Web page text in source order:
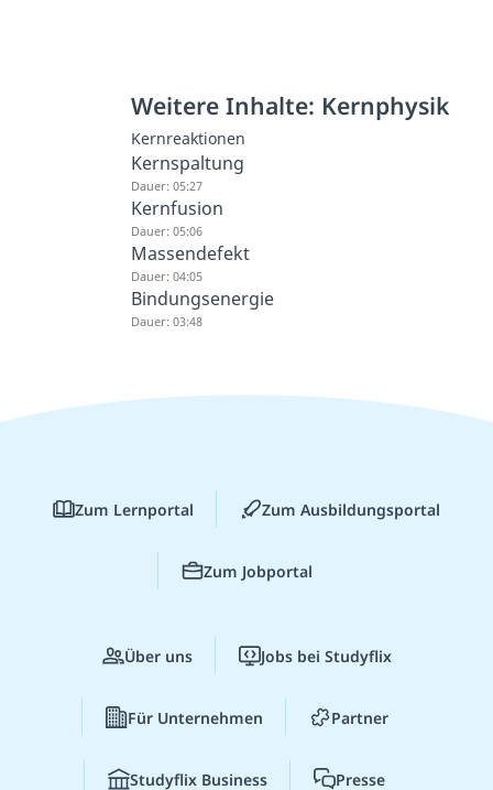
Weitere Inhalte: Kernphysik
Kernreaktionen
Kernspaltung
Dauer: 05:27
Kernfusion
Dauer: 05:06
Massendefekt
Dauer: 04:05
Bindungsenergie
Dauer: 03:48
Zum Lernportal Zum Ausbildungsportal
Zum Jobportal
Über uns Jobs bei Studyflix
Für Unternehmen Partner
Studyflix Business Presse